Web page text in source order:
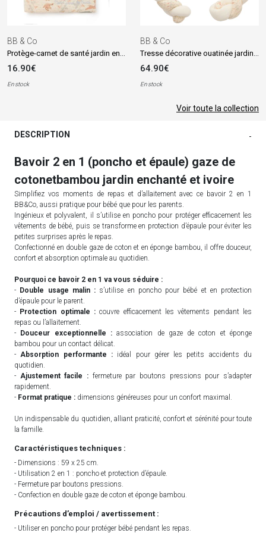
BB & Co
16.90€
En stock
BB & Co
64.90€
En stock
Voir toute la collection
DESCRIPTION -
Bavoir 2 en 1 (poncho et épaule) gaze de
cotonetbambou jardin enchanté et ivoire
Simplifiez vos moments de repas et d’allaitement avec ce bavoir 2 en 1
BB&Co, aussi pratique pour bébé que pour les parents.
Ingénieux et polyvalent, il s’utilise en poncho pour protéger efficacement les
vêtements de bébé, puis se transforme en protection d’épaule pour éviter les
petites surprises après le repas.
Confectionné en double gaze de coton et en éponge bambou, il offre douceur,
confort et absorption optimale au quotidien.
Pourquoi ce bavoir 2 en 1 va vous séduire :
- Double usage malin : s’utilise en poncho pour bébé et en protection
d’épaule pour le parent.
- Protection optimale : couvre efficacement les vêtements pendant les
repas ou l’allaitement.
- Douceur exceptionnelle :association de gaze de coton et éponge
bambou pour un contact délicat.
- Absorption performante :idéal pour gérer les petits accidents du
quotidien.
- Ajustement facile : fermeture par boutons pressions pour s’adapter
rapidement.
- Format pratique : dimensions généreuses pour un confort maximal.
Un indispensable du quotidien, alliant praticité, confort et sérénité pour toute
la famille.
Caractéristiques techniques :
- Dimensions : 59 x 25 cm.
- Utilisation 2 en 1 : poncho et protection d’épaule.
- Fermeture par boutons pressions.
- Confection en double gaze de coton et éponge bambou.
Précautions d’emploi / avertissement :
- Utiliser en poncho pour protéger bébé pendant les repas.